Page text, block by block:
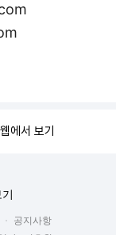
에서 보기
공지사항